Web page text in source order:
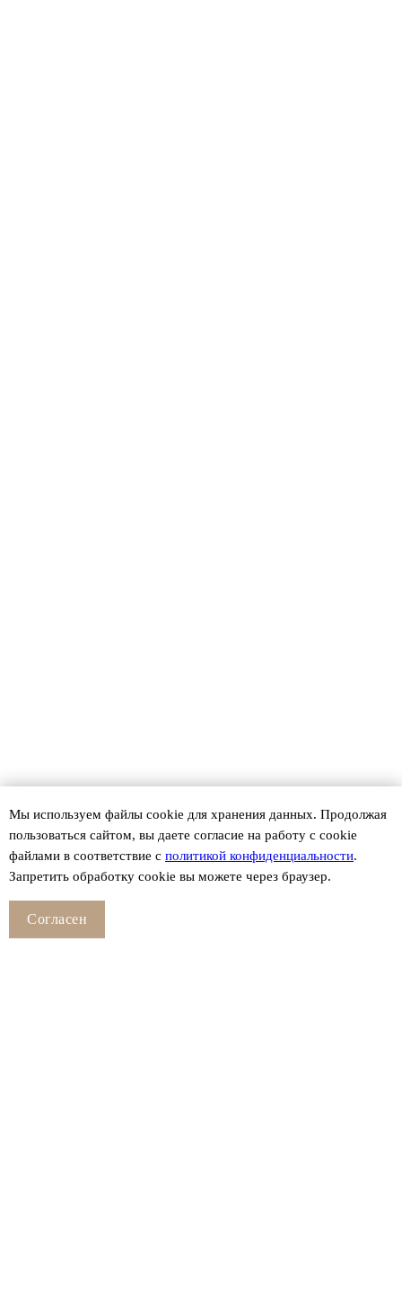
Мы используем файлы сookie для хранения данных. Продолжая
пользоваться сайтом, вы даете согласие на работу с cookie
файлами в соответствие с политикой конфиденциальности.
Запретить обработку cookie вы можете через браузер.
Согласен